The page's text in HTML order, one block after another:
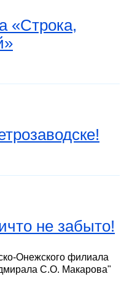
«Строка,
не забыто!
Онежского филиала
С.О. Макарова"